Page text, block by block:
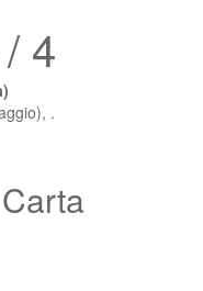
4
.